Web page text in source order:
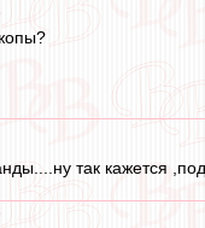
так кажется